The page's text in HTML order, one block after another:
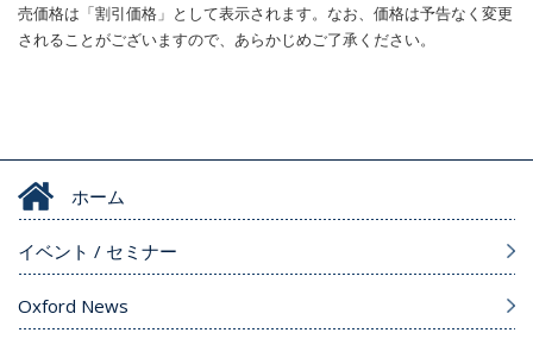
売価格は「割引価格」として表示されます。なお、価格は予告なく変更
されることがございますので、あらかじめご了承ください。
ホーム
イベント / セミナー
Oxford News